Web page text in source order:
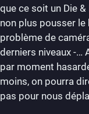
que ce soit un Die
non plus pousser
problème de
derniers niveaux -…
par moment
moins, on pourra
pas pour nous